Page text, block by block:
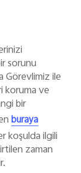
sorunu
Görevlimiz ile
koruma ve
bir
buraya
koşulda ilgili
zaman